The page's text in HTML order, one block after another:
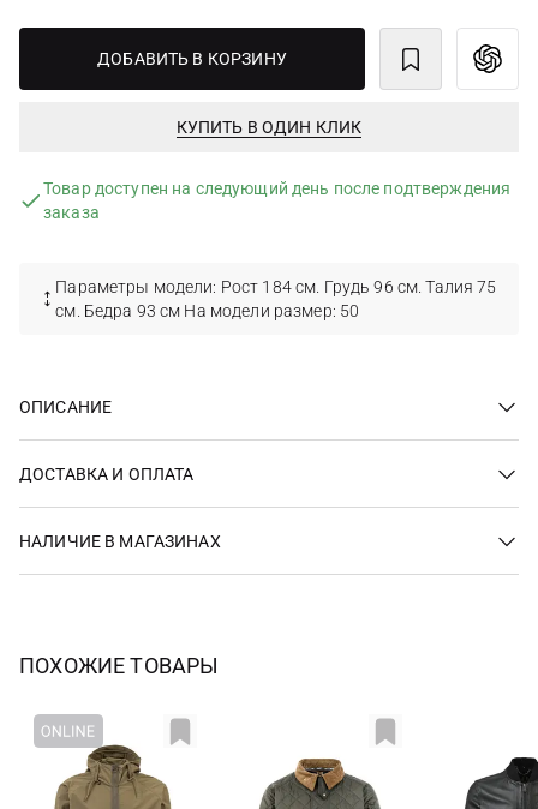
ДОБАВИТЬ В КОРЗИНУ
КУПИТЬ В ОДИН КЛИК
Товар доступен на следующий день после подтверждения
заказа
Параметры модели: Рост 184 см. Грудь 96 см. Талия 75
см. Бедра 93 см На модели размер: 50
ОПИСАНИЕ
ДОСТАВКА И ОПЛАТА
НАЛИЧИЕ В МАГАЗИНАХ
ПОХОЖИЕ ТОВАРЫ